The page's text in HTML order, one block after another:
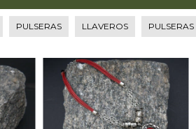
PULSERAS LLAVEROS